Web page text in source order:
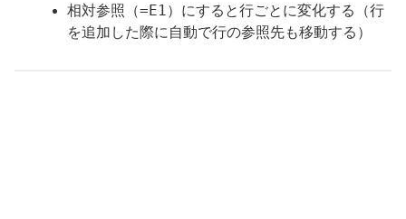
相対参照（=E1 ）にすると行ごとに変化する（行
を追加した際に自動で行の参照先も移動する）